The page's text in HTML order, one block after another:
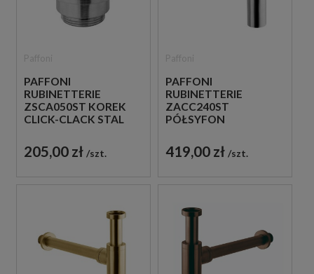
PAFFONI
RUBINETTERIE
ZSCA050ST KOREK
CLICK-CLACK STAL
205,00 zł szt.
PAFFONI
RUBINETTERIE
ZACC240ST
PÓŁSYFON
METALOWY STAL
SZCZOTKOWANA
419,00 zł szt.